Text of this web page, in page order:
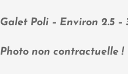
Galet Poli – Environ 2.5 –
Photo non contractuelle !